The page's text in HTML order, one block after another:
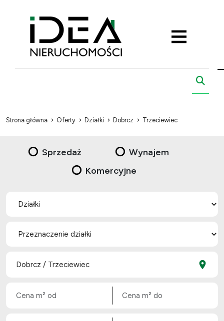
Strona główna Oferty Działki Dobrcz Trzeciewiec
Sprzedaż
Wynajem
Komercyjne